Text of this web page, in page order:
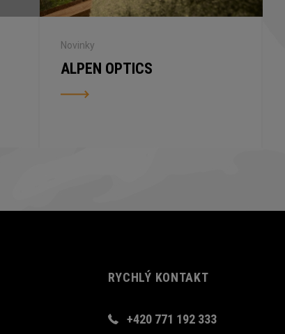
Novinky
ALPEN OPTICS
RYCHLÝ KONTAKT
+420 771 192 333